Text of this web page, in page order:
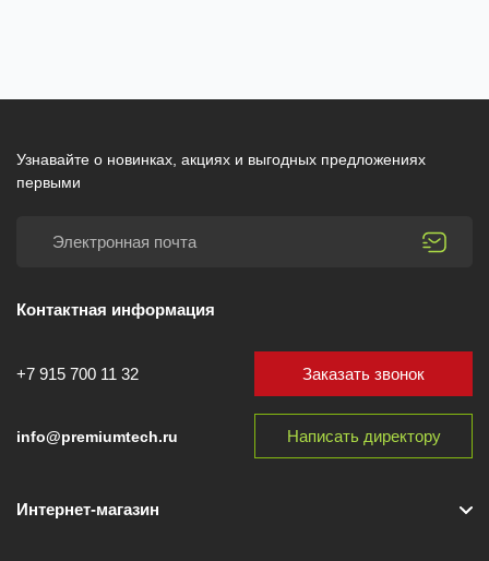
Узнавайте о новинках, акциях и выгодных предложениях
первыми
Контактная информация
+7 915 700 11 32
info@premiumtech.ru
Заказать звонок
Написать директору
Интернет-магазин